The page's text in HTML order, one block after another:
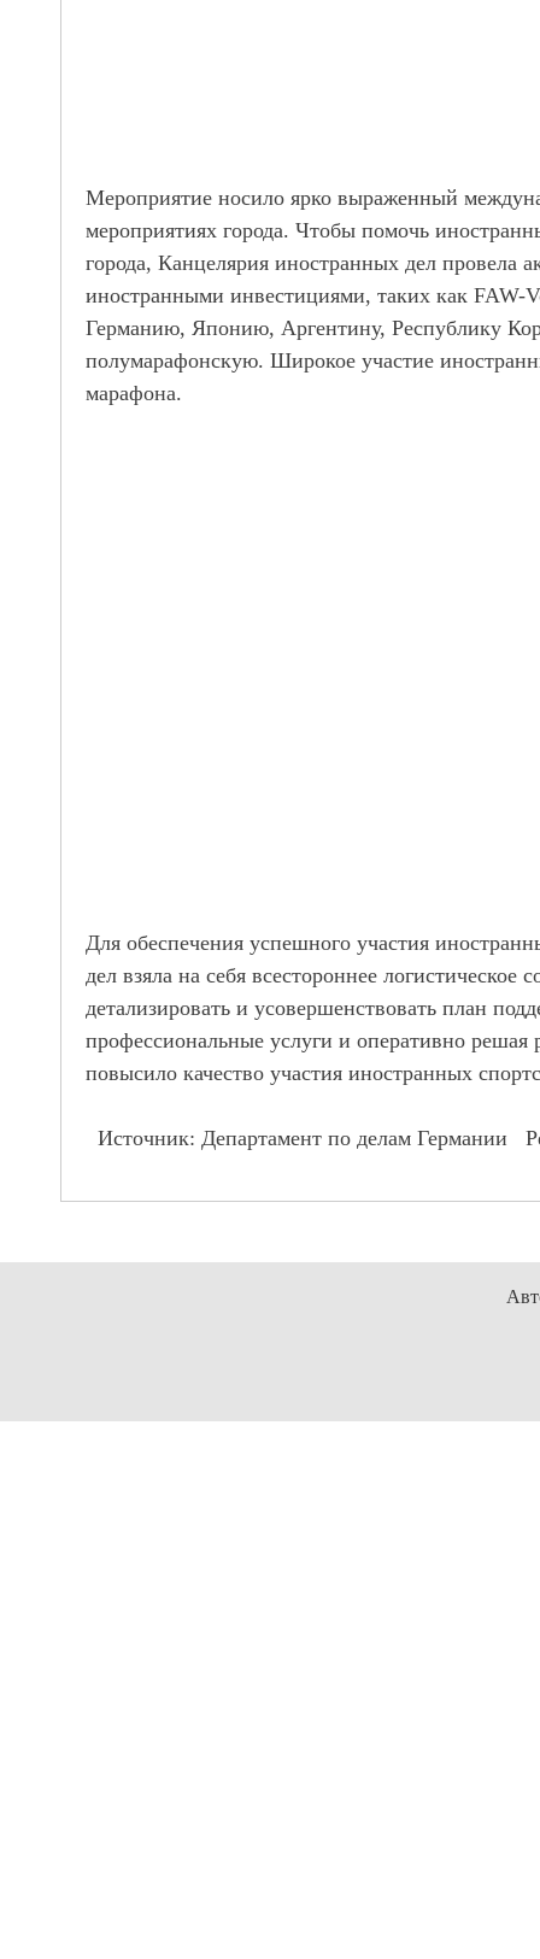
Мероприятие носило ярко выраженный
мероприятиях города. Чтобы помочь
города, Канцелярия иностранных дел провела
иностранными инвестициями, таких как FAW-
Германию, Японию, Аргентину, Республику
полумарафонскую. Широкое участие
марафона.
Для обеспечения успешного участия
дел взяла на себя всестороннее
детализировать и усовершенствовать план
профессиональные услуги и оперативно
повысило качество участия иностранных
Источник: Департамент по делам Германии